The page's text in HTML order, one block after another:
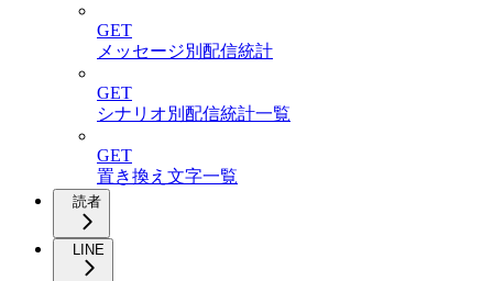
GET
メッセージ別配信統計
GET
シナリオ別配信統計一覧
GET
置き換え文字一覧
読者
LINE